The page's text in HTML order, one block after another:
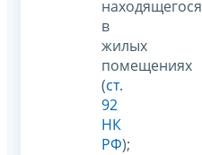
находящегося
в
жилых
помещениях
(ст.
92
НК
РФ);